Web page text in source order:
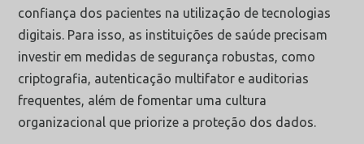
confiança dos pacientes na utilização de tecnologias
digitais. Para isso, as instituições de saúde precisam
investir em medidas de segurança robustas, como
criptografia, autenticação multifator e auditorias
frequentes, além de fomentar uma cultura
organizacional que priorize a proteção dos dados.